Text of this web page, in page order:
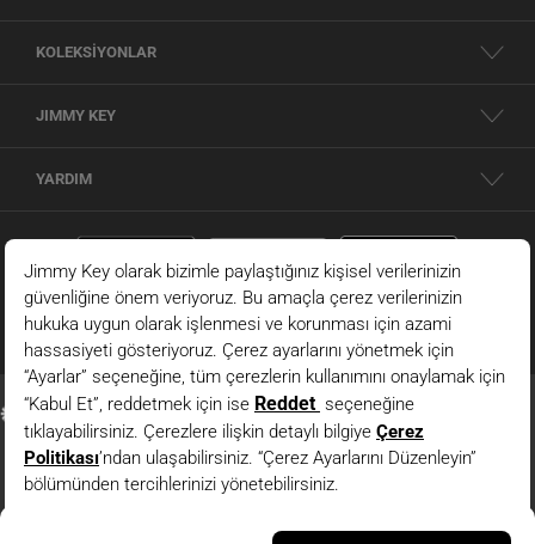
KOLEKSİYONLAR
JIMMY KEY
YARDIM
Beyaz Polo Yaka Kısa Kollu Pamuklu Çizgili Örme Bluz